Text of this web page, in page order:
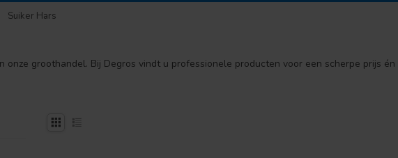
Suiker Hars
onze groothandel. Bij Degros vindt u professionele producten voor een scherpe prijs